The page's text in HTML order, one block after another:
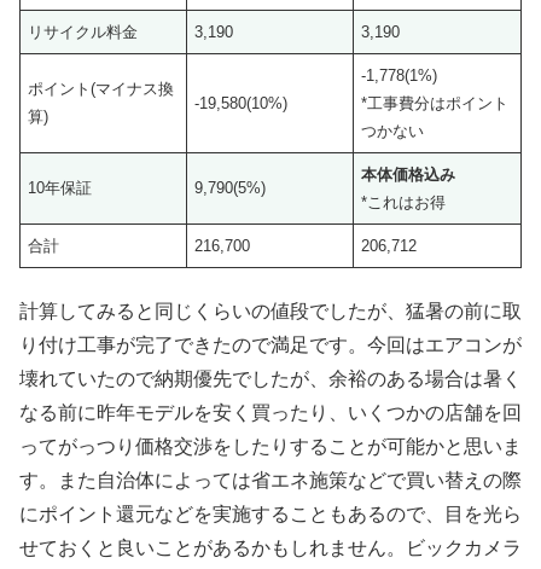
リサイクル料金 3,190 3,190
ポイント(マイナス換
算)
-19,580(10%)
-1,778(1%)
*工事費分はポイント
つかない
10年保証 9,790(5%)
本体価格込み
*これはお得
合計 216,700 206,712
計算してみると同じくらいの値段でしたが、猛暑の前に取
り付け工事が完了できたので満足です。今回はエアコンが
壊れていたので納期優先でしたが、余裕のある場合は暑く
なる前に昨年モデルを安く買ったり、いくつかの店舗を回
ってがっつり価格交渉をしたりすることが可能かと思いま
す。また自治体によっては省エネ施策などで買い替えの際
にポイント還元などを実施することもあるので、目を光ら
せておくと良いことがあるかもしれません。ビックカメラ